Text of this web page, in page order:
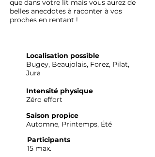
que dans votre lit mais vous aurez de
belles anecdotes à raconter à vos
proches en rentant !
Localisation possible
Bugey, Beaujolais, Forez, Pilat,
Jura
Intensité physique
Zéro effort
Saison propice
Automne, Printemps, Été
Participants
15 max.